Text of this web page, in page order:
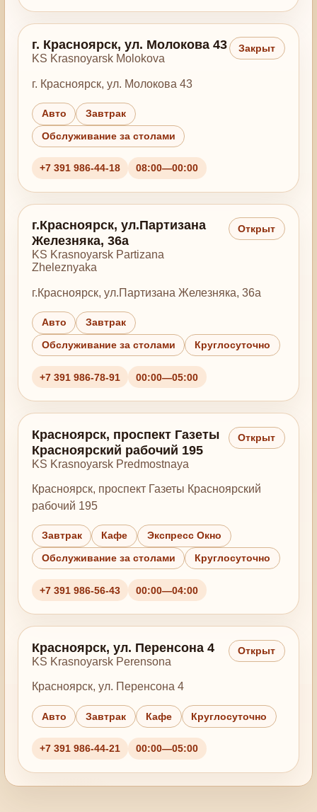
г. Красноярск, ул. Молокова 43
KS Krasnoyarsk Molokova
Закрыт
г. Красноярск, ул. Молокова 43
Авто Завтрак
Обслуживание за столами
+7 391 986-44-18 08:00—00:00
г.Красноярск, ул.Партизана
Железняка, 36а
KS Krasnoyarsk Partizana
Zheleznyaka
Открыт
г.Красноярск, ул.Партизана Железняка, 36а
Авто Завтрак
Обслуживание за столами Круглосуточно
+7 391 986-78-91 00:00—05:00
Красноярск, проспект Газеты
Красноярский рабочий 195
KS Krasnoyarsk Predmostnaya
Открыт
Красноярск, проспект Газеты Красноярский
рабочий 195
Завтрак Кафе Экспресс Окно
Обслуживание за столами Круглосуточно
+7 391 986-56-43 00:00—04:00
Красноярск, ул. Перенсона 4
KS Krasnoyarsk Perensona
Открыт
Красноярск, ул. Перенсона 4
Авто Завтрак Кафе Круглосуточно
+7 391 986-44-21 00:00—05:00